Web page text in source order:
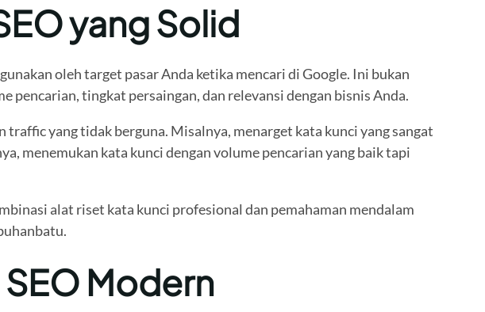
yang Solid
oleh target pasar Anda ketika mencari di Google. Ini bukan
pencarian, tingkat persaingan, dan relevansi dengan bisnis Anda.
yang tidak berguna. Misalnya, menarget kata kunci yang sangat
menemukan kata kunci dengan volume pencarian yang baik tapi
alat riset kata kunci profesional dan pemahaman mendalam
Modern